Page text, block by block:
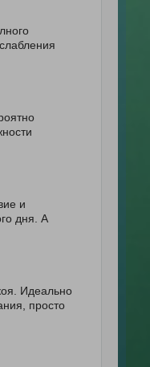
и
дня. А
Идеально
просто